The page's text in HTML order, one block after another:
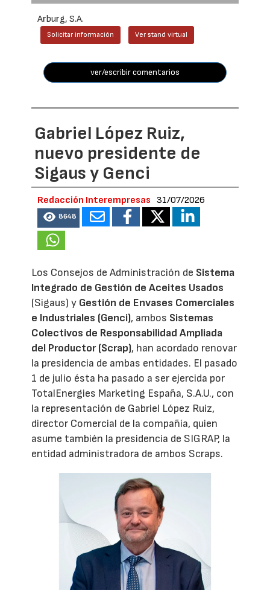
Arburg, S.A.
Solicitar información Ver stand virtual
ver/escribir comentarios
Gabriel López Ruiz,
nuevo presidente de
Sigaus y Genci
Redacción Interempresas 31/07/2026
8648
Los Consejos de Administración de Sistema
Integrado de Gestión de Aceites Usados
(Sigaus) y Gestión de Envases Comerciales
e Industriales (Genci), ambos Sistemas
Colectivos de Responsabilidad Ampliada
del Productor (Scrap), han acordado renovar
la presidencia de ambas entidades. El pasado
1 de julio ésta ha pasado a ser ejercida por
TotalEnergies Marketing España, S.A.U., con
la representación de Gabriel López Ruiz,
director Comercial de la compañía, quien
asume también la presidencia de SIGRAP, la
entidad administradora de ambos Scraps.